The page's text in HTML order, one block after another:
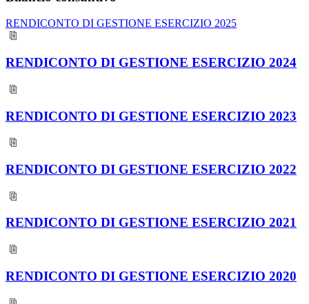
RENDICONTO DI GESTIONE ESERCIZIO 2025
RENDICONTO DI GESTIONE ESERCIZIO 2024
RENDICONTO DI GESTIONE ESERCIZIO 2023
RENDICONTO DI GESTIONE ESERCIZIO 2022
RENDICONTO DI GESTIONE ESERCIZIO 2021
RENDICONTO DI GESTIONE ESERCIZIO 2020